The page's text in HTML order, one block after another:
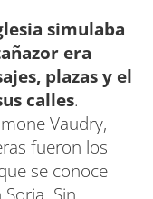
simulaba
era
plazas y el
calles.
Vaudry,
fueron los
se conoce
Sin